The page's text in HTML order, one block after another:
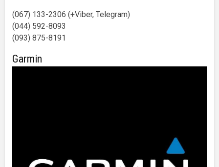
(067) 133-2306 (+Viber, Telegram)
(044) 592-8093
(093) 875-8191
Garmin